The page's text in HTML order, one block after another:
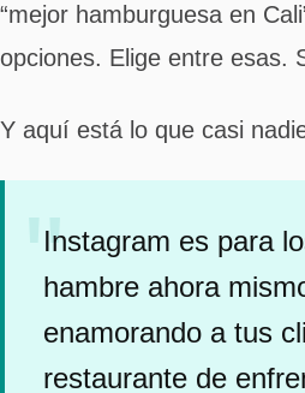
“mejor hamburguesa en
opciones. Elige entre esas.
Y aquí está lo que casi
Instagram es para
hambre ahora
enamorando a tus
restaurante de